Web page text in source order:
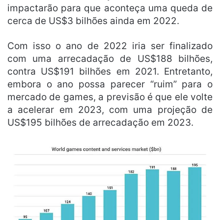
impactarão para que aconteça uma queda de
cerca de US$3 bilhões ainda em 2022.
Com isso o ano de 2022 iria ser finalizado
com uma arrecadação de US$188 bilhões,
contra US$191 bilhões em 2021. Entretanto,
embora o ano possa parecer “ruim” para o
mercado de games, a previsão é que ele volte
a acelerar em 2023, com uma projeção de
US$195 bilhões de arrecadação em 2023.